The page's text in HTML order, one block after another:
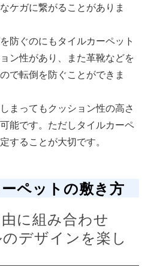
ケガに繋がることがありま
防ぐのにもタイルカーペット
ン性があり、また革靴などを
で転倒を防ぐことができま
まってもクッション性の高さ
能です。ただしタイルカーペ
することが大切です。
ペットの敷き方
に組み合わせ
デザインを楽し